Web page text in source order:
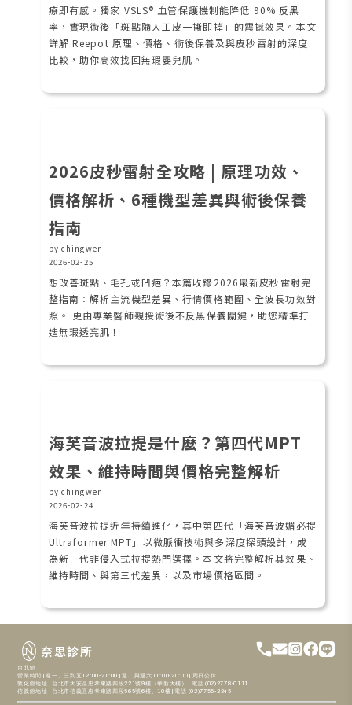
療即有感。獨家 VSLS® 血管保護機制能降低 90% 反黑
率，實現術後「斑點隨人工皮一撕即掉」的震撼效果。本文
詳解 Reepot 原理、價格、術後保養及與皮秒雷射的深度
比較，助你高效找回無瑕嬰兒肌。
2026皮秒雷射全攻略 | 原理功效、
價格解析、6種機型差異與術後保養
指南
by chingwen
2026-02-25
想改善斑點、毛孔或凹疤？本篇收錄2026最新皮秒雷射完
整指南：解析主流機型差異、行情價格範圍、全波長功效對
照。 更由專業醫師親授術後不反黑保養關鍵，助您精準打
造無瑕透亮肌！
海芙音波拉提是什麼？第四代MPT
效果、維持時間與價格完整解析
by chingwen
2026-02-24
海芙音波拉提近年持續進化，其中第四代「海芙音波媚必提
Ultraformer MPT」以微脈衝技術與多深度探頭設計，成
為新一代非侵入式拉提熱門選擇。本文將完整解析其效果、
維持時間、與第三代差異，以及市場價格區間。
奈思診所
台北館
營業時間 | 週一、三到五12:00-21:00 | 週二與週六11:00-20:00 | 周日公休
敦化館地址 | 台北市大安區忠孝東路四段221號9樓（華新大樓） | 電話 (02)2778-0111
信義館地址 | 台北市信義區忠孝東路四段565號6樓、10樓 | 電話 (02)7755-2345